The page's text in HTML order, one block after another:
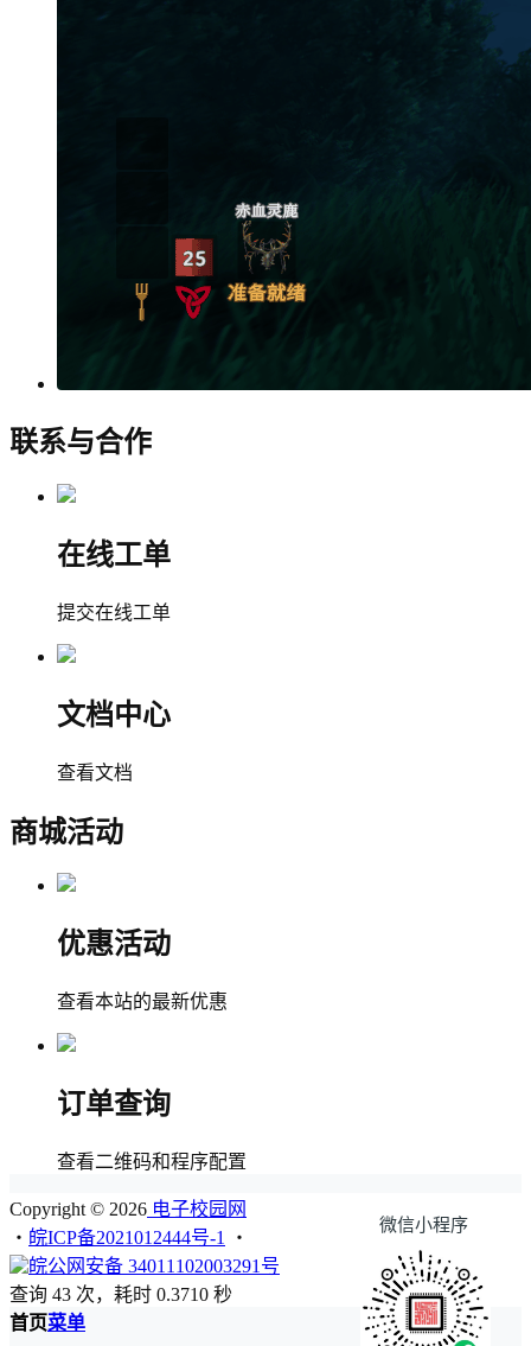
联系与合作
在线工单
提交在线工单
文档中心
查看文档
商城活动
优惠活动
查看本站的最新优惠
订单查询
查看二维码和程序配置
微信小程序
Copyright © 2026 电子校园网
・ 皖ICP备2021012444号-1
・
皖公网安备 34011102003291号
查询 43 次，耗时 0.3710 秒
首页菜单